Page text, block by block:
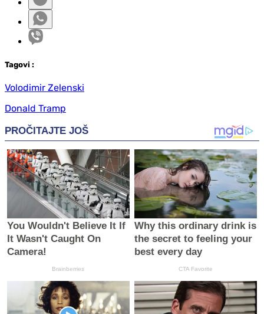
Tagovi :
Volodimir Zelenski
Donald Tramp